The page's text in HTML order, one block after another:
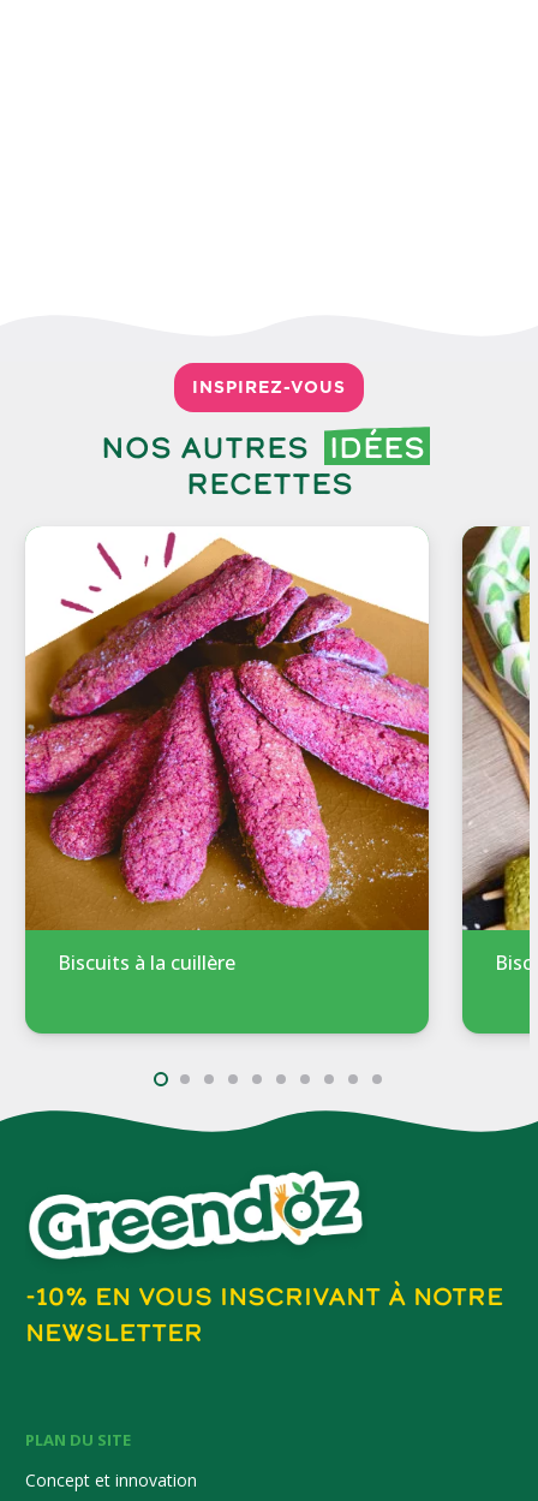
INSPIREZ-VOUS
Nos autres
idées
recettes
Biscuits à la cuillère
-10% EN VOUS INSCRIVANT À NOTRE
NEWSLETTER
PLAN DU SITE
Concept et innovation